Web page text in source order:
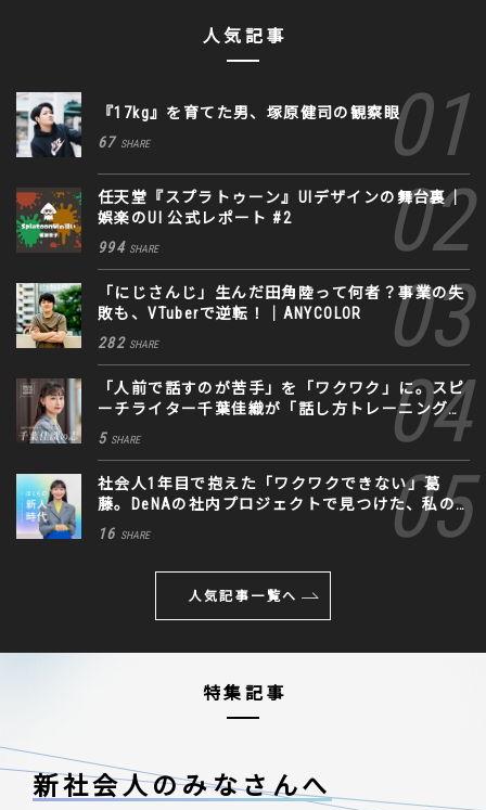
人気記事
『17kg』を育てた男、塚原健司の観察眼
67 SHARE
任天堂『スプラトゥーン』UIデザインの舞台裏｜
娯楽のUI 公式レポート #2
994 SHARE
「にじさんじ」生んだ田角陸って何者？事業の失
敗も、VTuberで逆転！｜ANYCOLOR
282 SHARE
「人前で話すのが苦手」を「ワクワク」に。スピ
ーチライター千葉佳織が「話し方トレーニング」
に込めた思い
5 SHARE
社会人1年目で抱えた「ワクワクできない」葛
藤。DeNAの社内プロジェクトで見つけた、私の
生きる道
16 SHARE
人気記事一覧へ
特集記事
新社会人のみなさんへ